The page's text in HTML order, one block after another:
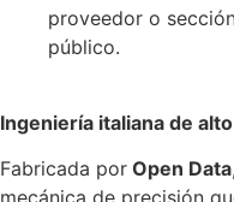
proveedor o
público.
Ingeniería italiana de
Fabricada por Open Data